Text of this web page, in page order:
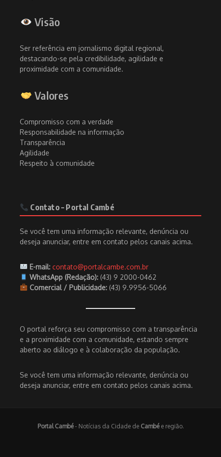
Visão
Ser referência em jornalismo digital regional,
destacando-se pela credibilidade, agilidade e
proximidade com a comunidade.
Valores
Compromisso com a verdade
Responsabilidade na informação
Transparência
Agilidade
Respeito à comunidade
Contato – Portal Cambé
Se você tem uma informação relevante, denúncia ou
deseja anunciar, entre em contato pelos canais acima.
E-mail: contato@portalcambe.com.br
WhatsApp (Redação):(43) 9 2000-0462
Comercial / Publicidade:(43) 9.9956-5066
O portal reforça seu compromisso com a transparência
e a proximidade com a comunidade, estando sempre
aberto ao diálogo e à colaboração da população.
Se você tem uma informação relevante, denúncia ou
deseja anunciar, entre em contato pelos canais acima.
Portal Cambé- Notícias da Cidade de Cambée região.